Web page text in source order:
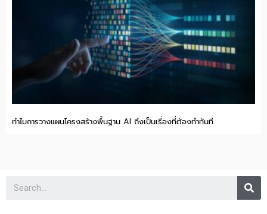
ทำไมการวางแผนโครงสร้างพื้นฐาน AI ถึงเป็นเรื่องที่ต้องทำทันที